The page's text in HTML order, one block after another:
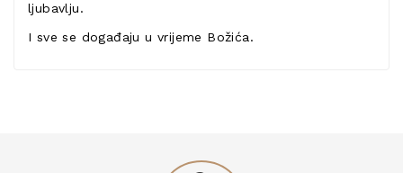
ljubavlju.
I sve se događaju u vrijeme Božića.